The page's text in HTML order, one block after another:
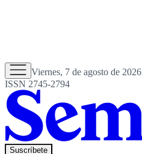
Viernes, 7 de agosto de 2026
ISSN 2745-2794
Suscríbete